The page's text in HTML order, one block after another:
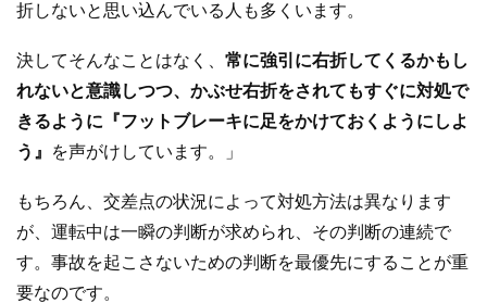
折しないと思い込んでいる人も多くいます。
決してそんなことはなく、 常に強引に右折してくるかもし
れないと意識しつつ、かぶせ右折をされてもすぐに対処で
きるように『フットブレーキに足をかけておくようにしよ
う』
を声がけしています。」
もちろん、交差点の状況によって対処方法は異なります
が、運転中は一瞬の判断が求められ、その判断の連続で
す。事故を起こさないための判断を最優先にすることが重
要なのです。